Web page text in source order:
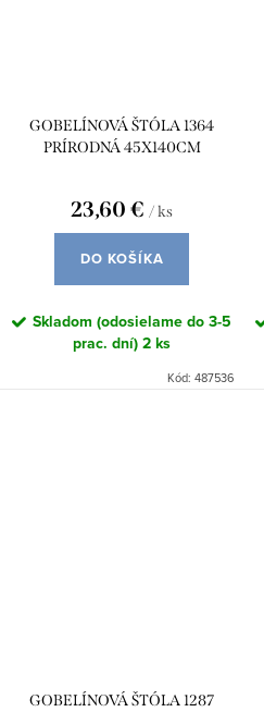
GOBELÍNOVÁ ŠTÓLA 1364
PRÍRODNÁ 45X140CM
23,60 € / ks
DO KOŠÍKA
Skladom (odosielame do 3-5
prac. dní)2 ks
Kód: 487536
GOBELÍNOVÁ ŠTÓLA 1287